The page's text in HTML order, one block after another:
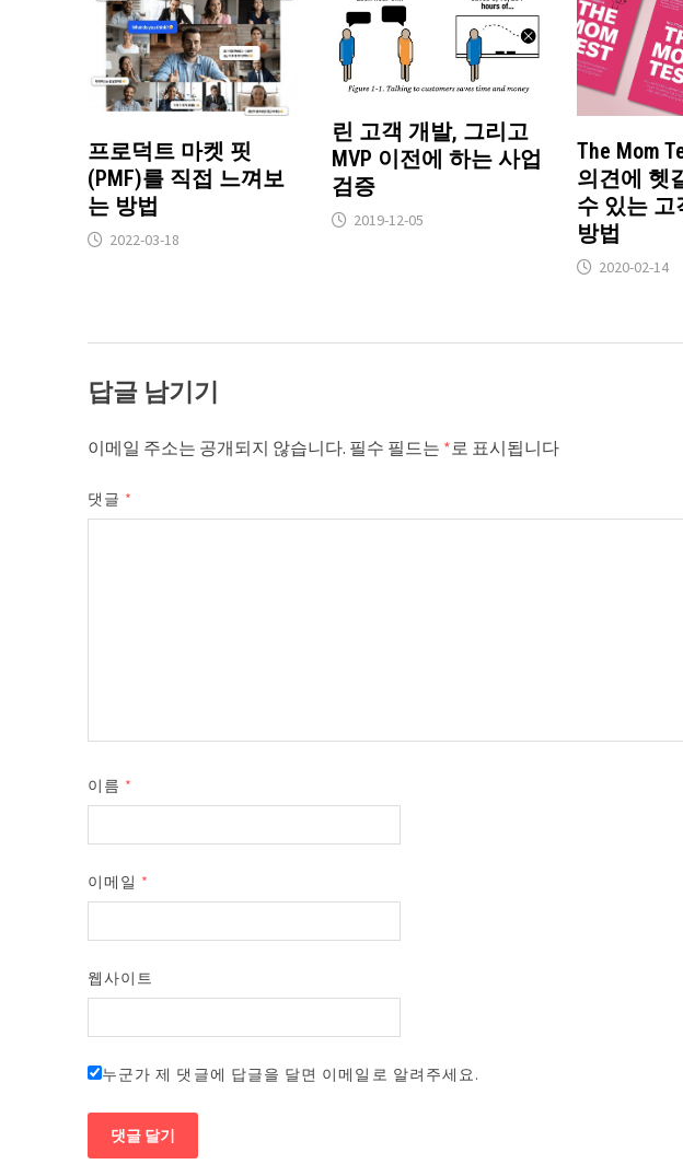
프로덕트 마켓 핏
(PMF)를 직접 느껴보
는 방법
2022-03-18
린 고객 개발, 그리고
MVP 이전에 하는 사업
검증
2019-12-05
The Mom
의견에 헷
수 있는 고
방법
2020-02-14
답글 남기기
이메일 주소는 공개되지 않습니다. 필수 필드는 *로 표시됩니다
댓글 *
이름 *
이메일 *
웹사이트
누군가 제 댓글에 답글을 달면 이메일로 알려주세요.